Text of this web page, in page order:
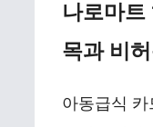
나로마트
목과 비
아동급식